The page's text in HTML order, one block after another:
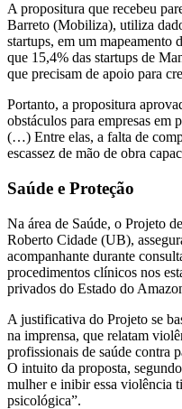
A propositura que recebeu
Barreto (Mobiliza), utiliza
startups, em um mapeamento
que 15,4% das startups de
que precisam de apoio para
Portanto, a propositura
obstáculos para empresas em
(…) Entre elas, a falta de
escassez de mão de obra
Saúde e Proteção
Na área de Saúde, o Projeto
Roberto Cidade (UB),
acompanhante durante
procedimentos clínicos nos
privados do Estado do
A justificativa do Projeto se
na imprensa, que relatam
profissionais de saúde contra
O intuito da proposta,
mulher e inibir essa violência
psicológica”.